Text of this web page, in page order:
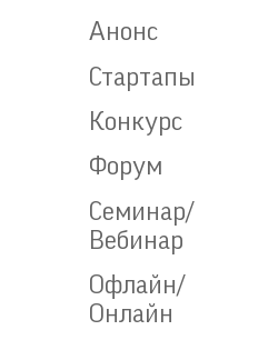
Анонс
Стартапы
Конкурс
Форум
Семинар/
Вебинар
Офлайн/
Онлайн